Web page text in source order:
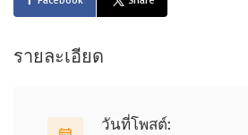
รายละเอียด
วันที่โพสต์: